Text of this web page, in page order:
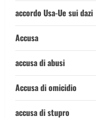
accordo Usa-Ue sui dazi
Accusa
accusa di abusi
Accusa di omicidio
accusa di stupro